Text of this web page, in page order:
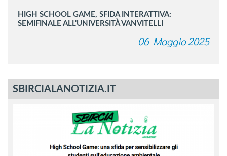
HIGH SCHOOL GAME, SFIDA INTERATTIVA:
SEMIFINALE ALL'UNIVERSITÀ VANVITELLI
06 Maggio 2025
SBIRCIALANOTIZIA.IT